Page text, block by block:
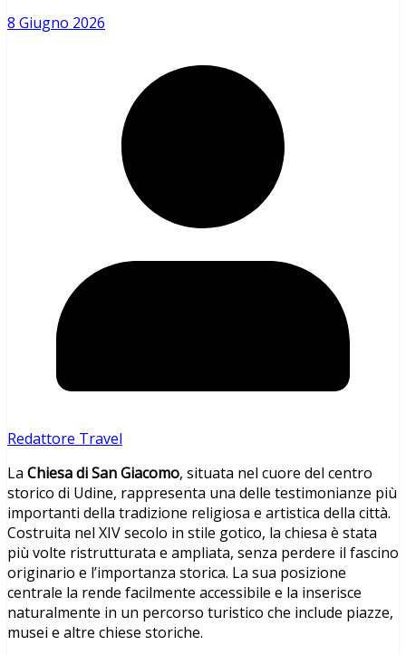
8 Giugno 2026
Redattore Travel
La Chiesa di San Giacomo, situata nel cuore del centro
storico di Udine, rappresenta una delle testimonianze più
importanti della tradizione religiosa e artistica della città.
Costruita nel XIV secolo in stile gotico, la chiesa è stata
più volte ristrutturata e ampliata, senza perdere il fascino
originario e l’importanza storica. La sua posizione
centrale la rende facilmente accessibile e la inserisce
naturalmente in un percorso turistico che include piazze,
musei e altre chiese storiche.